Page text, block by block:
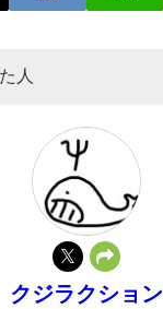
人
クジラクション